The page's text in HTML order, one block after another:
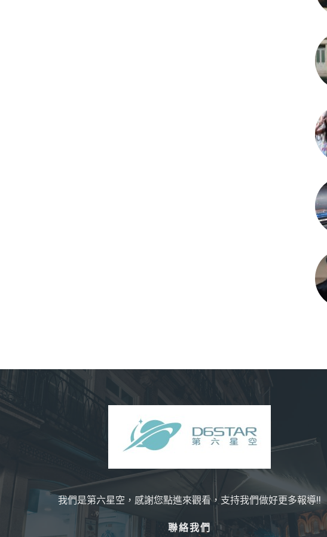
我們是第六星空，感謝您點進來觀看，支持我們做好更多報導!!
聯絡我們